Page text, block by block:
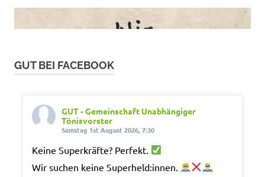
GUT BEI FACEBOOK
GUT - Gemeinschaft Unabhängiger
Tönisvorster
Samstag 1st August 2026, 7:30
Keine Superkräfte? Perfekt.
Wir suchen keine Superheld:innen.